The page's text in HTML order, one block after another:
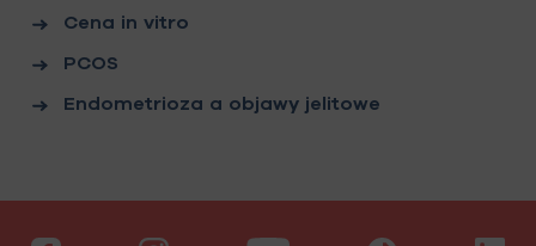
Cena in vitro
PCOS
Endometrioza a objawy jelitowe